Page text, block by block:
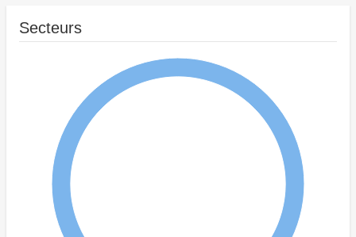
Secteurs